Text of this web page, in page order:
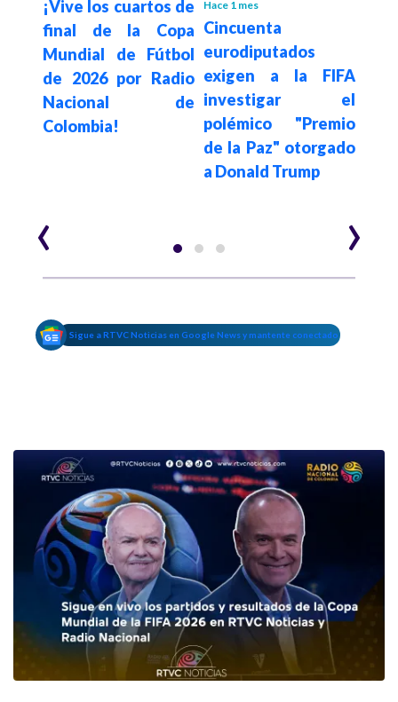
¡Vive los cuartos de
final de la Copa
Mundial de Fútbol
de 2026 por Radio
Nacional de
Colombia!
Hace 1 mes
Cincuenta
eurodiputados
exigen a la FIFA
investigar el
polémico "Premio
de la Paz" otorgado
a Donald Trump
‹ ›
Sigue a RTVC Noticias en Google News y mantente conectado